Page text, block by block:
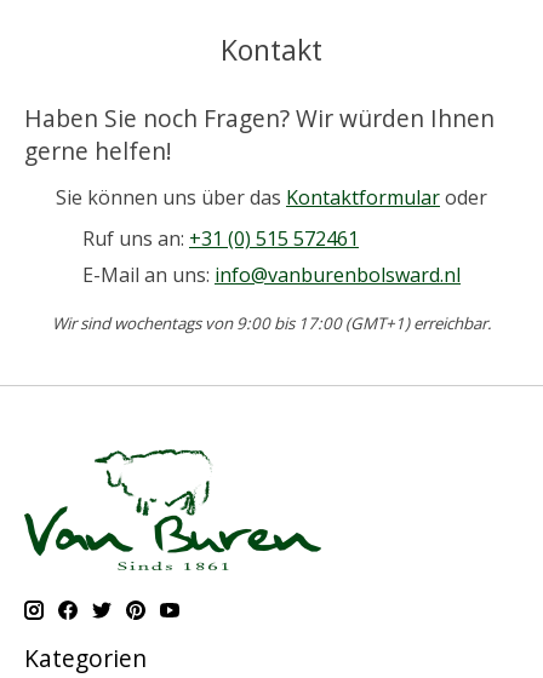
Kontakt
Haben Sie noch Fragen? Wir würden Ihnen
gerne helfen!
Sie können uns über das Kontaktformularoder
Ruf uns an: +31 (0) 515 572461
E-Mail an uns: info@vanburenbolsward.nl
Wir sind wochentags von 9:00 bis 17:00 (GMT+1) erreichbar.
Kategorien